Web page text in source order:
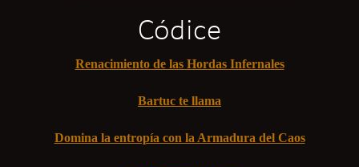
Códice
Renacimiento de las Hordas Infernales
Bartuc te llama
Domina la entropía con la Armadura del Caos